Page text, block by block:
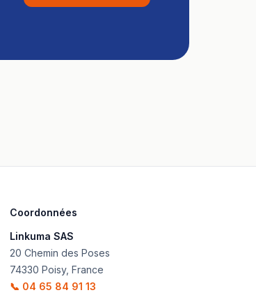
Coordonnées
Linkuma SAS
20 Chemin des Poses
74330 Poisy, France
📞 04 65 84 91 13